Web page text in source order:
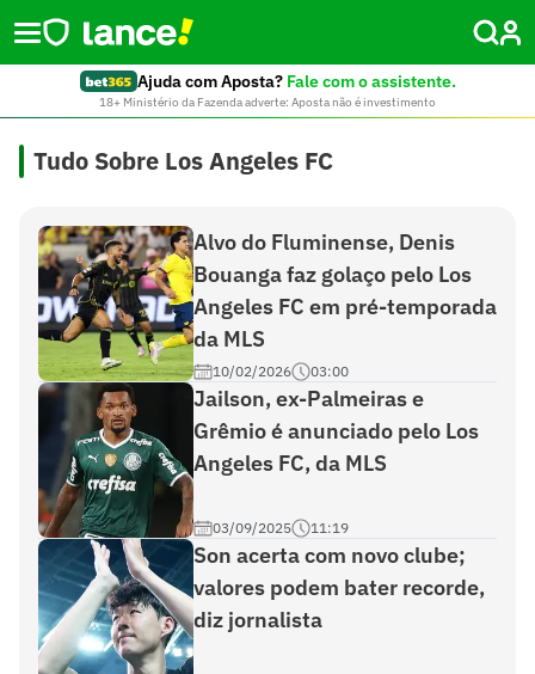
Ajuda com Aposta? Fale com o assistente.
18+ Ministério da Fazenda adverte: Aposta não é investimento
Tudo Sobre Los Angeles FC
Alvo do Fluminense, Denis
Bouanga faz golaço pelo Los
Angeles FC em pré-temporada
da MLS
10/02/2026 03:00
Jailson, ex-Palmeiras e
Grêmio é anunciado pelo Los
Angeles FC, da MLS
03/09/2025 11:19
Son acerta com novo clube;
valores podem bater recorde,
diz jornalista